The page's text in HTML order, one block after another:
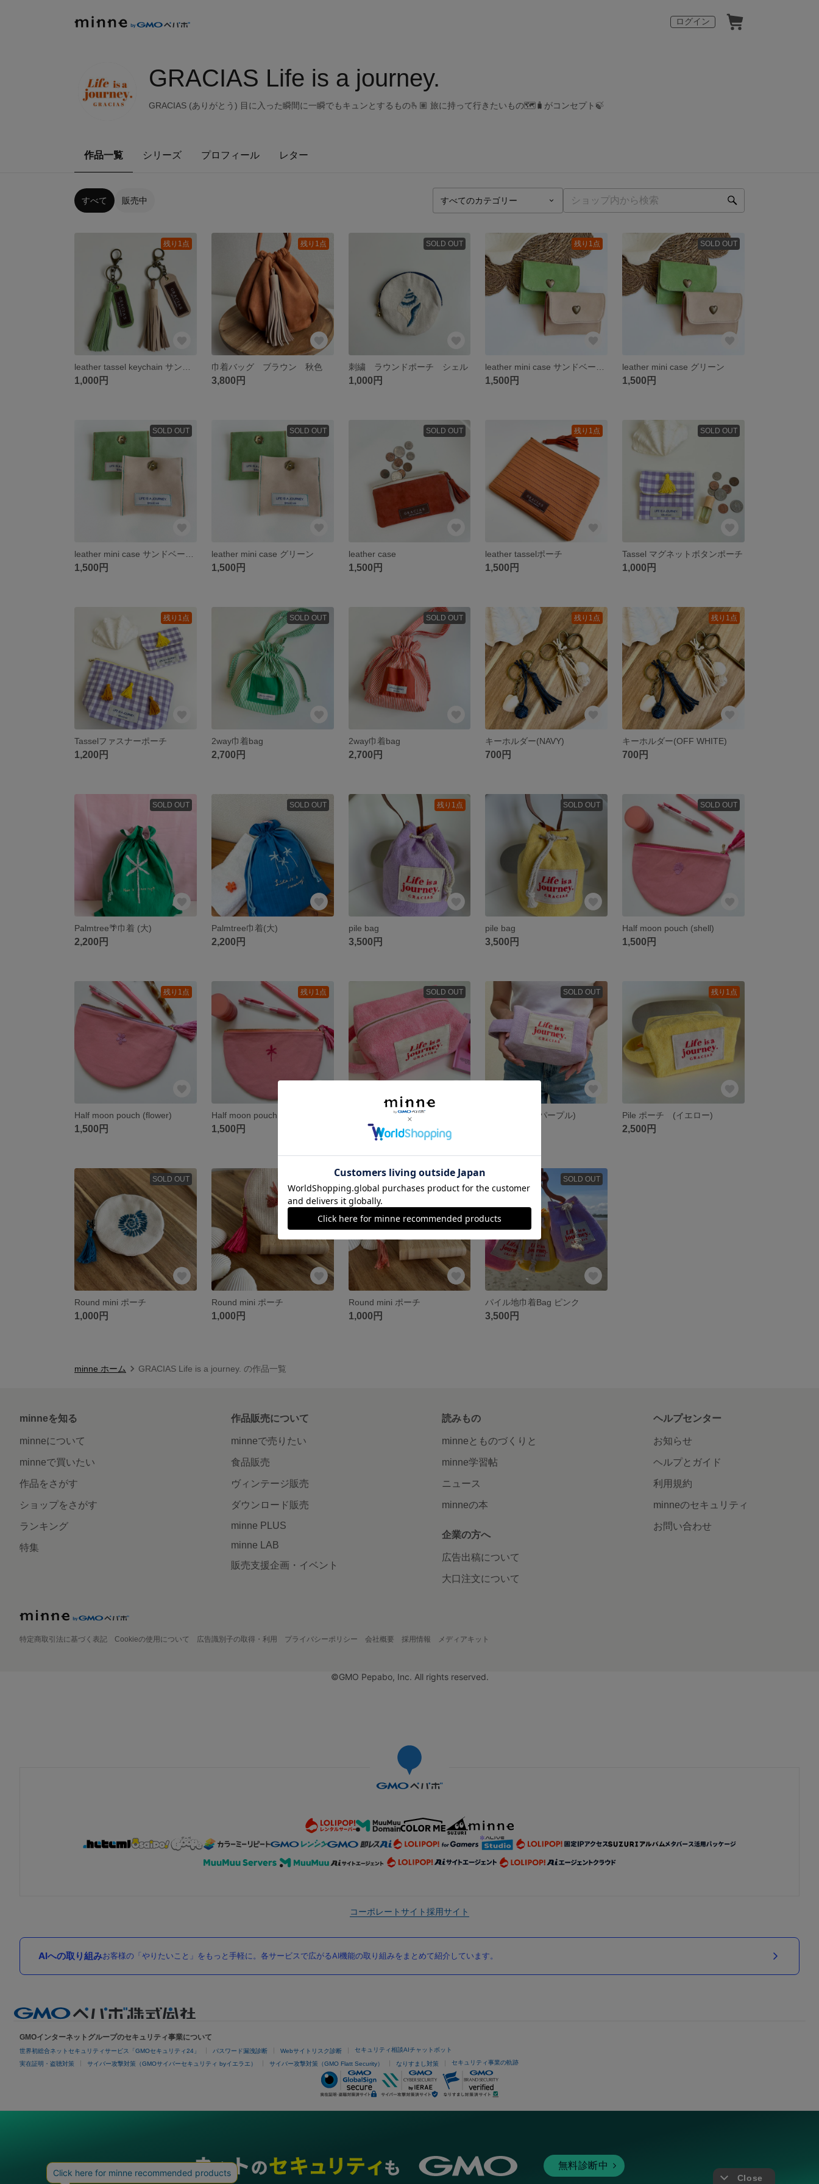
ログイン
GRACIAS Life is a journey.
GRACIAS (ありがとう) 目に入った瞬間に一瞬でもキュンとするもの🫰🏽 旅に持って行きたいもの🗺️🧳がコンセプト🍃
作品一覧 シリーズ プロフィール レター
すべて 販売中
残り1点
1,000円
残り1点
巾着バッグ ブラウン 秋色
3,800円
SOLD OUT
刺繍 ラウンドポーチ シェル
1,000円
残り1点
1,500円
SOLD OUT
leather mini case グリーン
1,500円
SOLD OUT
1,500円
SOLD OUT
leather mini case グリーン
1,500円
SOLD OUT
leather case
1,500円
残り1点
leather tasselポーチ
1,500円
SOLD OUT
Tassel マグネットボタンポーチ
1,000円
残り1点
Tasselファスナーポーチ
1,200円
SOLD OUT
2way巾着bag
2,700円
SOLD OUT
2way巾着bag
2,700円
残り1点
キーホルダー(NAVY)
700円
残り1点
キーホルダー(OFF WHITE)
700円
SOLD OUT
Palmtree🌴巾着 (大)
2,200円
SOLD OUT
Palmtree巾着(大)
2,200円
残り1点
pile bag
3,500円
SOLD OUT
pile bag
3,500円
SOLD OUT
Half moon pouch (shell)
1,500円
残り1点
Half moon pouch (flower)
1,500円
残り1点
Half moon pouch (palm tree)
1,500円
SOLD OUT
Pile ポーチ (ピンク)
2,500円
SOLD OUT
Pile ポーチ (パープル)
残り1点
Pile ポーチ (イエロー)
2,500円
SOLD OUT
Round mini ポーチ
1,000円
Round mini ポーチ
1,000円
残り1点
Round mini ポーチ
1,000円
SOLD OUT
パイル地巾着Bag ピンク
3,500円
minne ホーム GRACIAS Life is a journey. の作品一覧
minneを知る
minneについて
minneで買いたい
作品をさがす
ショップをさがす
ランキング
特集
作品販売について
minneで売りたい
食品販売
ヴィンテージ販売
ダウンロード販売
minne PLUS
minne LAB
販売支援企画・イベント
読みもの
minneとものづくりと
minne学習帖
ニュース
minneの本
企業の方へ
広告出稿について
大口注文について
ヘルプセンター
お知らせ
ヘルプとガイド
利用規約
minneのセキュリティ
お問い合わせ
特定商取引法に基づく表記 Cookieの使用について 広告識別子の取得・利用 プライバシーポリシー 会社概要 採用情報 メディアキット
©GMO Pepabo, Inc. All rights reserved.
コーポレートサイト採用サイト
AIへの取り組みお客様の「やりたいこと」をもっと手軽に。各サービスで広がるAI機能の取り組みをまとめて紹介しています。
GMOインターネットグループのセキュリティ事業について
世界初総合ネットセキュリティサービス「GMOセキュリティ24」 パスワード漏洩診断 Webサイトリスク診断 セキュリティ相談AIチャットボット
実在証明・盗聴対策 サイバー攻撃対策（GMOサイバーセキュリティ byイエラエ） サイバー攻撃対策（GMO Flatt Security） なりすまし対策 セキュリティ事業の軌跡
無料診断中